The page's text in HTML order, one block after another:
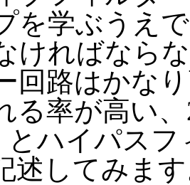
を学ぶうえ
ければなら
回路はかな
る率が高い
とハイパス
述してみま